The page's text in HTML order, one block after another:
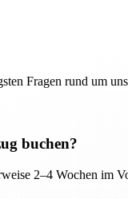
Fragen rund um
buchen?
2–4 Wochen im